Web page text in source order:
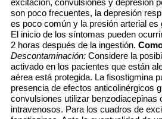
excitación, convulsiones y depresión
son poco frecuentes, la depresión
es poco común y la presión arterial es
El inicio de los síntomas pueden
2 horas después de la ingestión.
Descontaminación: Considere la
activado en los pacientes que están
aérea está protegida. La fisostigmina
presencia de efectos anticolinérgicos
convulsiones utilizar benzodiacepinas
intravenosos. Para los cuadros de